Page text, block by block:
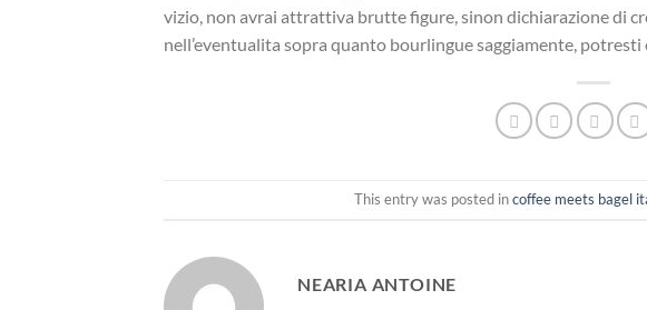
vizio, non avrai attrattiva brutte figure, sinon dichiarazione di
nell’eventualita sopra quanto bourlingue saggiamente,
This entry was posted incoffee meets bagel
NEARIA ANTOINE